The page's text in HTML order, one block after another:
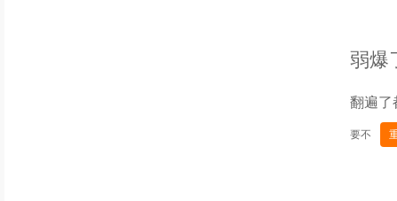
弱爆
翻遍了
要不